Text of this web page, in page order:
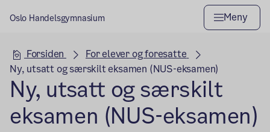
Oslo Handelsgymnasium Meny
Hovedseksjon
Forsiden
For elever og foresatte
Ny, utsatt og særskilt eksamen (NUS-eksamen)
Ny, utsatt og særskilt
eksamen (NUS-eksamen)